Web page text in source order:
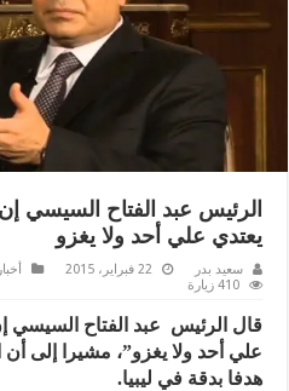
الرئيس عبد الفتاح السيسي
يعتدي علي أحد ولا يغزو
سعيد بدر 22 فبراير، 2015
410 زيارة
قال الرئيس عبد الفتاح السيسي
هدفا بدقة في ليبيا.